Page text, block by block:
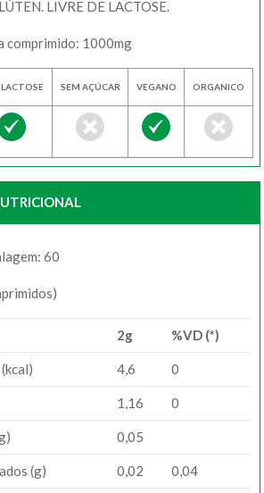
LIVRE DE LACTOSE.
comprimido: 1000mg
SEM AÇÚCAR VEGANO ORGANICO
60
2g %VD (*)
4,6 0
1,16 0
0,05
(g) 0,02 0,04